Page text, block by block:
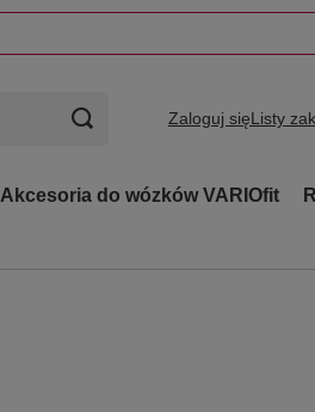
Zaloguj sięListy
Akcesoria do wózków VARIOfit